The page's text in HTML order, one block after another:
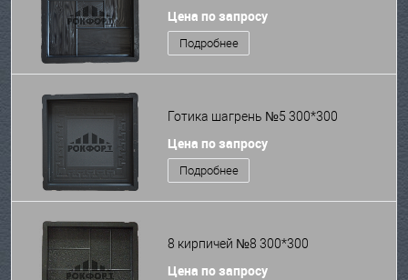
Цена по запросу
Подробнее
Готика шагрень №5 300*300
Цена по запросу
Подробнее
8 кирпичей №8 300*300
Цена по запросу